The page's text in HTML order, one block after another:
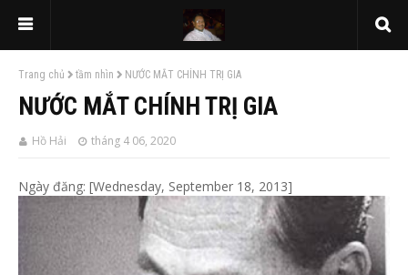
Trang chủ tầm nhìn NƯỚC MẮT CHÍNH TRỊ GIA
NƯỚC MẮT CHÍNH TRỊ GIA
Hồ Hải tháng 4 06, 2020
Ngày đăng: [Wednesday, September 18, 2013]